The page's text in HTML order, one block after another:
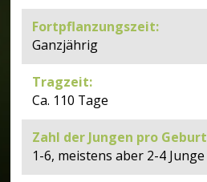
Fortpflanzungszeit:
Ganzjährig
Tragzeit:
Ca. 110 Tage
Zahl der Jungen pro Geburt
1-6, meistens aber 2-4 Junge